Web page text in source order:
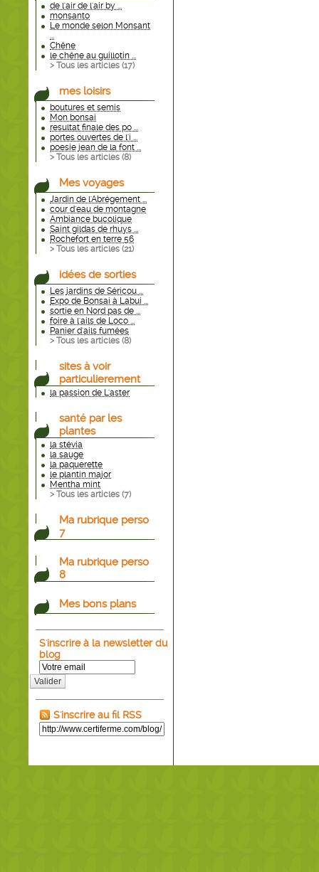
de l'air de l'air by ...
monsanto
Le monde selon Monsant
...
Chêne
le chêne au guillotin ...
> Tous les articles (17)
mes loisirs
boutures et semis
Mon bonsai
resultat finale des po ...
portes ouvertes de l'i ...
poesie jean de la font ...
> Tous les articles (8)
Mes voyages
Jardin de l'Abrégement ...
cour d'eau de montagne
Ambiance bucolique
Saint gildas de rhuys ...
Rochefort en terre 56
> Tous les articles (21)
idées de sorties
Les jardins de Séricou ...
Expo de Bonsai à Labui ...
sortie en Nord pas de ...
foire à l'ails de Loco ...
Panier d'ails fumées
> Tous les articles (8)
sites à voir
particulierement
la passion de L'aster
santé par les
plantes
la stévia
la sauge
la paquerette
le plantin major
Mentha mint
> Tous les articles (7)
Ma rubrique perso
7
Ma rubrique perso
8
Mes bons plans
S'inscrire à la newsletter du
blog
Valider
S'inscrire au fil RSS